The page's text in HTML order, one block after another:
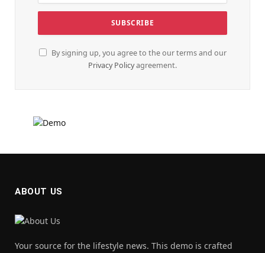
By signing up, you agree to the our terms and our
Privacy Policyagreement.
ABOUT US
Your source for the lifestyle news. This demo is crafted